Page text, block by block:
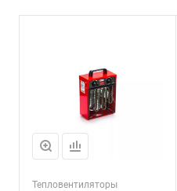
Тепловентиляторы